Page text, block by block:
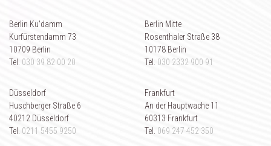
Berlin Ku'damm
Kurfürstendamm 73
10709 Berlin
Tel. 030 39 82 00 20
Berlin Mitte
Rosenthaler Straße 38
10178 Berlin
Tel. 030 2332 900 91
Düsseldorf
Huschberger Straße 6
40212 Düsseldorf
Tel. 0211 5455 9250
Frankfurt
An der Hauptwache 11
60313 Frankfurt
Tel. 069 247 452 350